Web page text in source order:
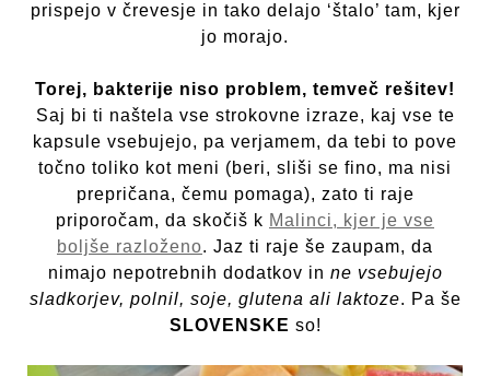
prispejo v črevesje in tako delajo ‘štalo’ tam, kjer
jo morajo.
Torej, bakterije niso problem, temveč rešitev!
Saj bi ti naštela vse strokovne izraze, kaj vse te
kapsule vsebujejo, pa verjamem, da tebi to pove
točno toliko kot meni (beri, sliši se fino, ma nisi
prepričana, čemu pomaga), zato ti raje
priporočam, da skočiš k Malinci, kjer je vse
boljše razloženo. Jaz ti raje še zaupam, da
nimajo nepotrebnih dodatkov in ne vsebujejo
sladkorjev, polnil, soje, glutena ali laktoze. Pa še
SLOVENSKE so!